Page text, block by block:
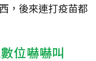
，後來連打疫苗都
位嚇嚇叫